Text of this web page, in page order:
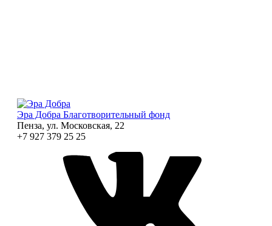
Эра Добра Благотворительный фонд
Пенза, ул. Московская, 22
+7 927 379 25 25